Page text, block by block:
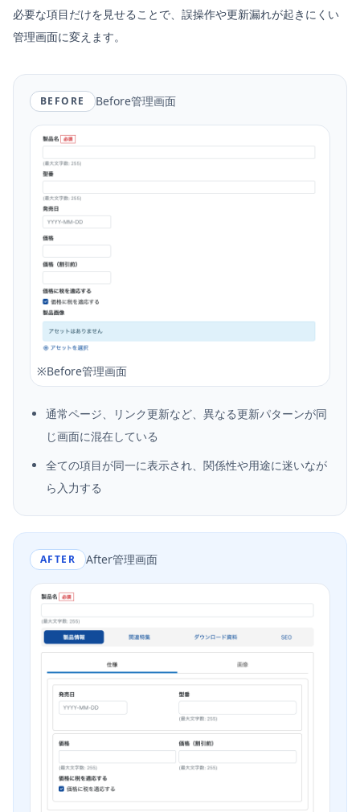
必要な項目だけを見せることで、誤操作や更新漏れが起きにくい
管理画面に変えます。
BEFORE Before管理画面
※Before管理画面
通常ページ、リンク更新など、異なる更新パターンが同
じ画面に混在している
全ての項目が同一に表示され、関係性や用途に迷いなが
ら入力する
AFTER After管理画面